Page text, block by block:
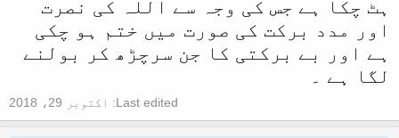
ہٹ چکا ہے جس کی وجہ سے اللہ کی نصرت
اور مدد برکت کی صورت میں ختم ہو چکی
ہے اور بے برکتی کا جن سرچڑھ کر بولنے
لگا ہے ۔
Last edited: اکتوبر 29، 2018